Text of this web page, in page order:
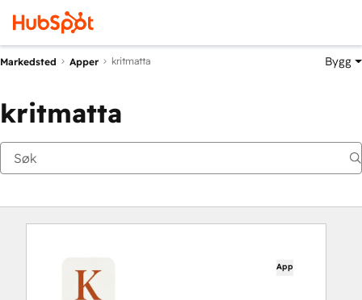
Markedsted Apper kritmatta Bygg
kritmatta
App